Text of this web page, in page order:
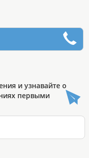
и узнавайте о
первыми